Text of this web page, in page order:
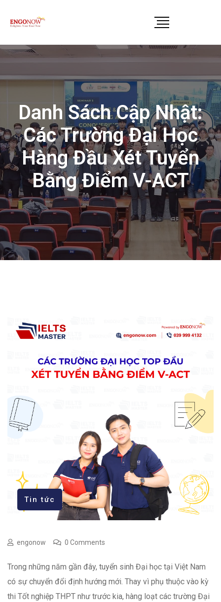
Danh Sách Cập Nhật:
Các Trường Đại Học
Hàng Đầu Xét Tuyển
Bằng Điểm V-ACT
Tin tức
engonow 0 Comments
Trong những năm gần đây, tuyển sinh Đại học tại Việt Nam
có sự chuyển đổi định hướng mới. Thay vì phụ thuộc vào kỳ
thi Tốt nghiệp THPT như trước kia, hàng loạt các trường Đại